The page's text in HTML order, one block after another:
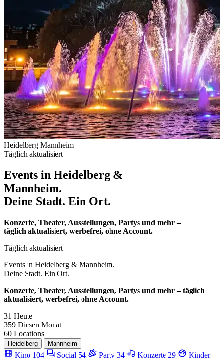
Heidelberg Mannheim
Täglich aktualisiert
Events in Heidelberg &
Mannheim.
Deine Stadt. Ein Ort.
Konzerte, Theater, Ausstellungen, Partys und mehr –
täglich aktualisiert, werbefrei, ohne Account.
Täglich aktualisiert
Events in Heidelberg & Mannheim.
Deine Stadt. Ein Ort.
Konzerte, Theater, Ausstellungen, Partys und mehr – täglich
aktualisiert, werbefrei, ohne Account.
31 Heute
359 Diesen Monat
60 Locations
Heidelberg Mannheim
Kino 104 Social 54 Party 34 Konzerte 29
Kinder